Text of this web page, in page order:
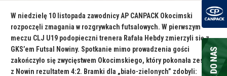
W niedzielę 10 listopada zawodnicy AP CANPACK Okocimski
rozpoczęli zmagania w rozgrywkach futsalowych. W pierwszym
meczu CLJ U19 podopieczni trenera Rafała Hebdy zmierzyli się z
GKS’em Futsal Nowiny. Spotkanie mimo prowadzenia gości
zakończyło się zwycięstwem Okocimskiego, który pokonała zespół
z Nowin rezultatem 4:2. Bramki dla „biało-zielonych” zdobyli: